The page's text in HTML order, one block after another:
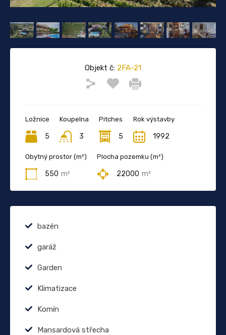
Objekt č: 2FA-21
Ložnice
5
Koupelna
3
Pitches
5
Rok výstavby
1992
Obytný prostor (m²)
550 m²
Plocha pozemku (m²)
22000 m²
bazén
garáž
Garden
Klimatizace
Komín
Mansardová střecha